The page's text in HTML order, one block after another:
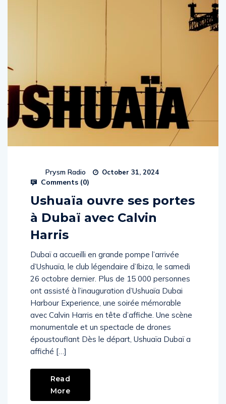
Prysm Radio October 31, 2024
Comments (0)
Ushuaïa ouvre ses portes
à Dubaï avec Calvin
Harris
Dubaï a accueilli en grande pompe l’arrivée
d’Ushuaïa, le club légendaire d’Ibiza, le samedi
26 octobre dernier. Plus de 15 000 personnes
ont assisté à l’inauguration d’Ushuaïa Dubai
Harbour Experience, une soirée mémorable
avec Calvin Harris en tête d’affiche. Une scène
monumentale et un spectacle de drones
époustouflant Dès le départ, Ushuaïa Dubaï a
affiché […]
Read
More